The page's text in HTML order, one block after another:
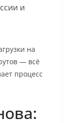
и
на
— всё
процесс